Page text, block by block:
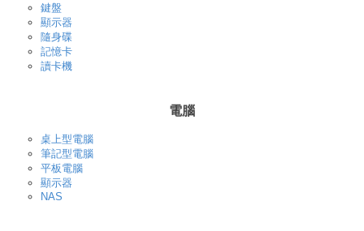
鍵盤
顯示器
隨身碟
記憶卡
讀卡機
電腦
桌上型電腦
筆記型電腦
平板電腦
顯示器
NAS